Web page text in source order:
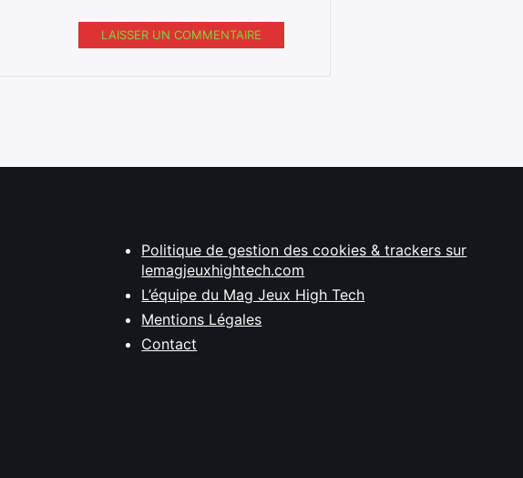
LAISSER UN COMMENTAIRE
Politique de gestion des cookies & trackers sur
lemagjeuxhightech.com
L’équipe du Mag Jeux High Tech
Mentions Légales
Contact